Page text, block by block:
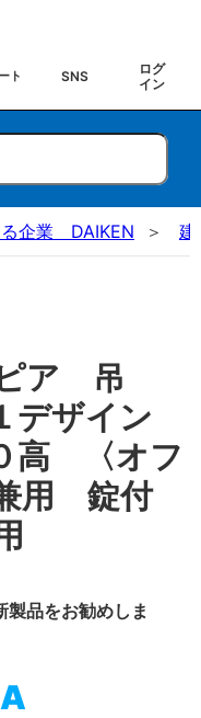
ト SNS
ログ
イン
る企業 DAIKEN 建
ア 吊
デザイン
高 〈オフ
用 錠付
品をお勧めしま